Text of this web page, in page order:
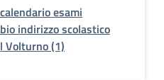
esami
indirizzo scolastico
Volturno (1)